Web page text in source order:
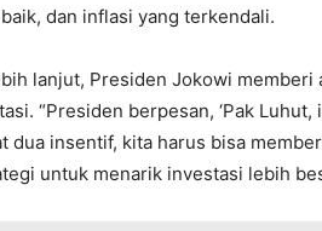
dan inflasi yang terkendali.
lanjut, Presiden Jokowi
“Presiden berpesan, ‘Pak
dua insentif, kita harus bisa
untuk menarik investasi lebih